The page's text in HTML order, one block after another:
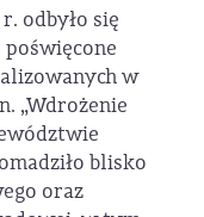
odbyło się
w
„Wdrożenie
blisko
oraz